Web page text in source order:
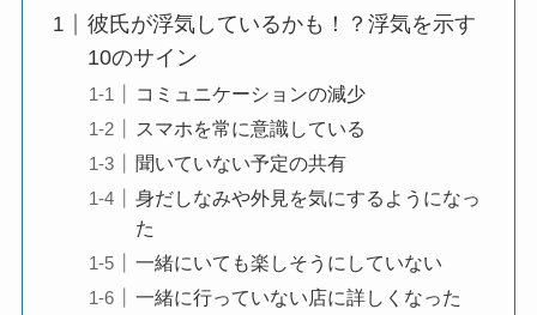
彼氏が浮気しているかも！？浮気を示す
10のサイン
コミュニケーションの減少
スマホを常に意識している
聞いていない予定の共有
身だしなみや外見を気にするようになっ
た
一緒にいても楽しそうにしていない
一緒に行っていない店に詳しくなった